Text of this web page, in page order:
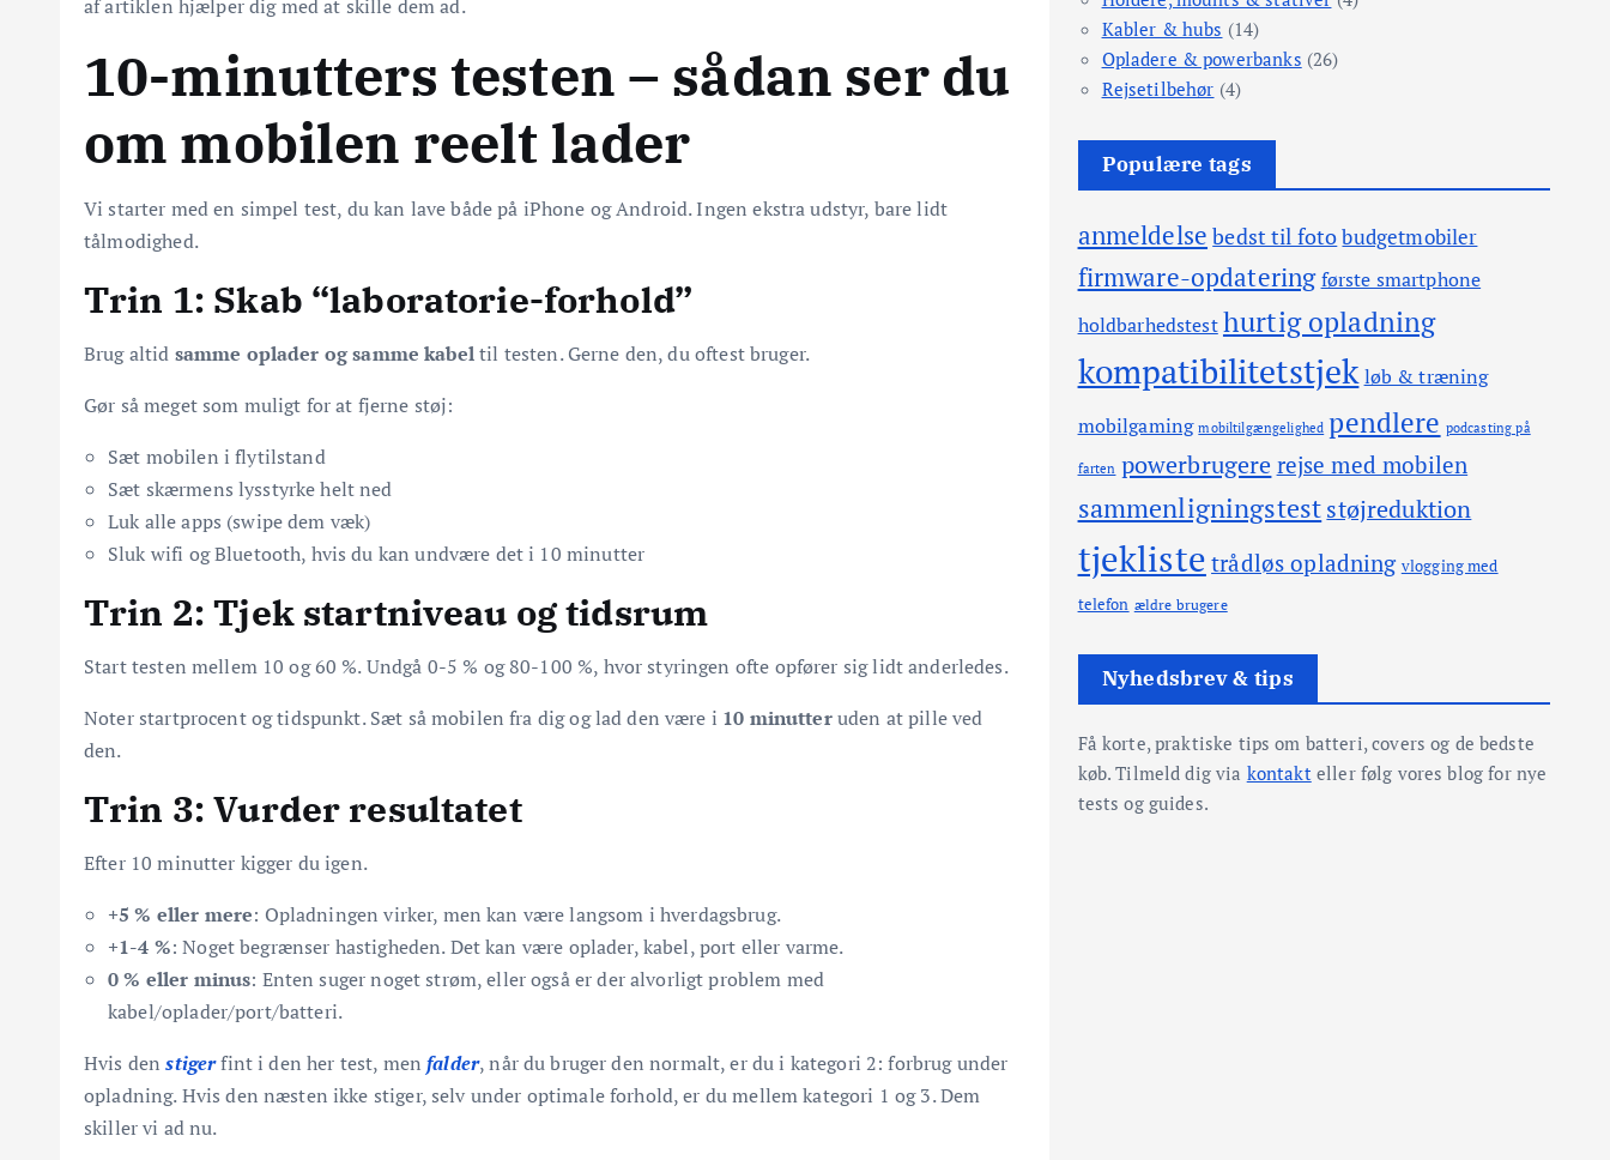
af artiklen hjælper dig med at skille dem ad.
10-minutters testen – sådan ser du
om mobilen reelt lader
Vi starter med en simpel test, du kan lave både på iPhone og Android. Ingen ekstra udstyr, bare lidt
tålmodighed.
Trin 1: Skab “laboratorie-forhold”
Brug altid samme oplader og samme kabeltil testen. Gerne den, du oftest bruger.
Gør så meget som muligt for at fjerne støj:
Sæt mobilen i flytilstand
Sæt skærmens lysstyrke helt ned
Luk alle apps (swipe dem væk)
Sluk wifi og Bluetooth, hvis du kan undvære det i 10 minutter
Trin 2: Tjek startniveau og tidsrum
Start testen mellem 10 og 60 %. Undgå 0-5 % og 80-100 %, hvor styringen ofte opfører sig lidt anderledes.
Noter startprocent og tidspunkt. Sæt så mobilen fra dig og lad den være i 10 minutteruden at pille ved
den.
Trin 3: Vurder resultatet
Efter 10 minutter kigger du igen.
+5 % eller mere: Opladningen virker, men kan være langsom i hverdagsbrug.
+1-4 %: Noget begrænser hastigheden. Det kan være oplader, kabel, port eller varme.
0 % eller minus: Enten suger noget strøm, eller også er der alvorligt problem med
kabel/oplader/port/batteri.
Hvis denstigerfint i den her test, menfalder, når du bruger den normalt, er du i kategori 2: forbrug under
opladning. Hvis den næsten ikke stiger, selv under optimale forhold, er du mellem kategori 1 og 3. Dem
skiller vi ad nu.
Kabler & hubs (14)
Opladere & powerbanks (26)
Rejsetilbehør (4)
Populære tags
anmeldelse bedst til fotobudgetmobiler
firmware-opdatering første smartphone
holdbarhedstesthurtig opladning
kompatibilitetstjek løb & træning
mobilgaming mobiltilgængelighed pendlere podcasting på
farten powerbrugererejse med mobilen
sammenligningsteststøjreduktion
tjekliste trådløs opladning vlogging med
telefon ældre brugere
Nyhedsbrev & tips
Få korte, praktiske tips om batteri, covers og de bedste
køb. Tilmeld dig via kontakt eller følg vores blog for nye
tests og guides.